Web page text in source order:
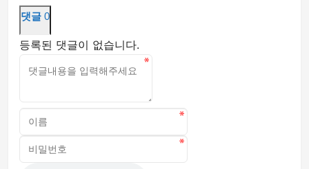
댓글 0
등록된 댓글이 없습니다.